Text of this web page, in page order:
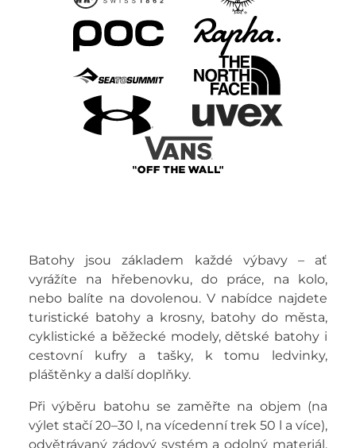
Batohy jsou základem každé výbavy – ať
vyrážíte na hřebenovku, do práce, na kolo,
nebo balíte na dovolenou. V nabídce najdete
turistické batohy a krosny, batohy do města,
cyklistické a běžecké modely, dětské batohy i
cestovní kufry a tašky, k tomu ledvinky,
pláštěnky a další doplňky.
Při výběru batohu se zaměřte na objem (na
výlet stačí 20–30 l, na vícedenní trek 50 l a více),
odvětrávaný zádový systém a odolný materiál.